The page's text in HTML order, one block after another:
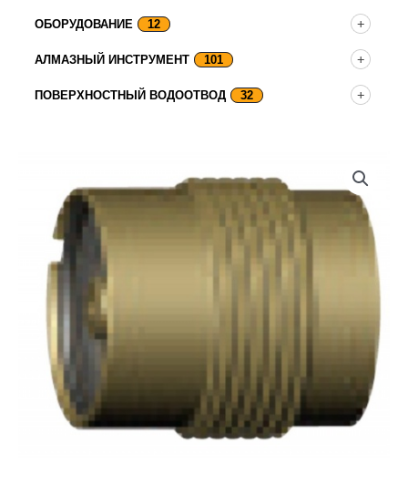
ОБОРУДОВАНИЕ 12
АЛМАЗНЫЙ ИНСТРУМЕНТ 101
ПОВЕРХНОСТНЫЙ ВОДООТВОД 32